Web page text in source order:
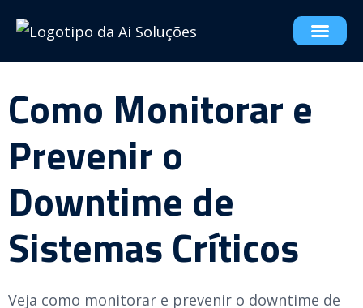
Como Monitorar e
Prevenir o
Downtime de
Sistemas Críticos
Veja como monitorar e prevenir o downtime de